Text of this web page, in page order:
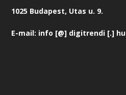
1025 Budapest, Utas u. 9.
E-mail: info [@] digitrendi [.] hu